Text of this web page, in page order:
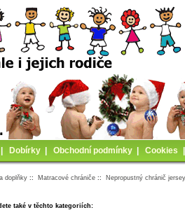
Dobírky Obchodní podmínky Cookies
doplňky :: Matracové chrániče :: Nepropustný chránič jersey
také v těchto kategoriích: